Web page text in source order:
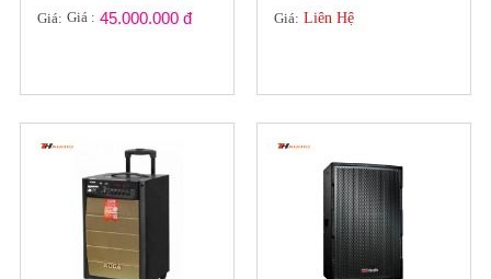
5480 Thương Hiệu Đức
Giá: Giá : 45.000.000 đ
5312M CAO CẤP
Giá: Liên Hệ